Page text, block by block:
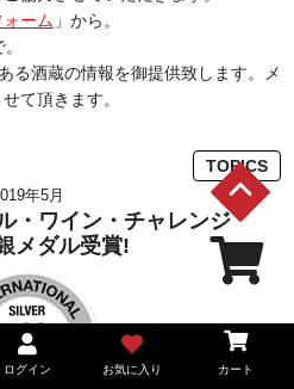
ーム 」から。
酒蔵の情報を御提供致します。メ
て頂きます。
TOPICS
年5月
・ワイン・チャレンジ
メダル受賞!
ログイン お気に入り カート